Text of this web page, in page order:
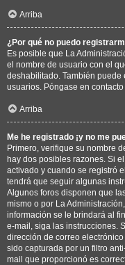
Arriba
¿Por qué no puedo
Es posible que La
el nombre de usuario con el
deshabilitado. También
usuarios. Póngase en
Arriba
Me he registrado ¡y no me
Primero, verifique su nombre
hay dos posibles razones. Si
activado y cuando se registró
tendrá que seguir algunas
Algunos foros disponen que
mismo o por La
información se le brindará al
e-mail, siga las instrucciones.
dirección de correo
sido capturada por un filtro
mail que proporcionó es